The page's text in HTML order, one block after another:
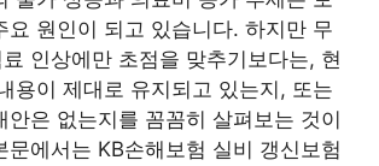
요 원인이 되고 있습니다. 하지만 무
인상에만 초점을 맞추기보다는, 현
용이 제대로 유지되고 있는지, 또는
안은 없는지를 꼼꼼히 살펴보는 것이
문에서는 KB손해보험 실비 갱신보험